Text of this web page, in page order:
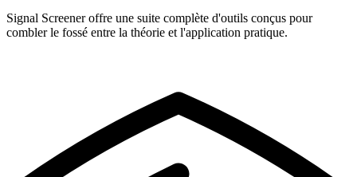
Signal Screener offre une suite complète d'outils conçus pour
combler le fossé entre la théorie et l'application pratique.